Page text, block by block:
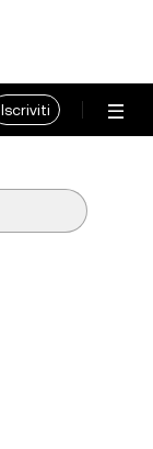
Iscriviti